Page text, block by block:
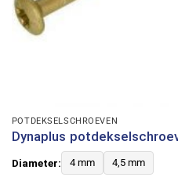
POTDEKSELSCHROEVEN
Dynaplus
Diameter: 4 mm 4,5 mm